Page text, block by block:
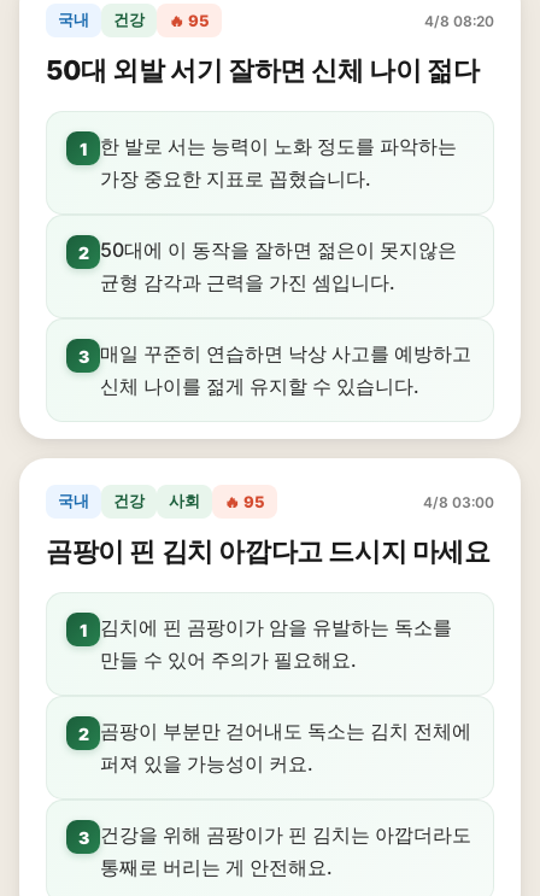
국내 건강 🔥 95 4/8 08:20
50대 외발 서기 잘하면 신체 나이 젊다
1
한 발로 서는 능력이 노화 정도를 파악하는
가장 중요한 지표로 꼽혔습니다.
2
50대에 이 동작을 잘하면 젊은이 못지않은
균형 감각과 근력을 가진 셈입니다.
3
매일 꾸준히 연습하면 낙상 사고를 예방하고
신체 나이를 젊게 유지할 수 있습니다.
국내 건강 사회 🔥 95 4/8 03:00
곰팡이 핀 김치 아깝다고 드시지 마세요
1
김치에 핀 곰팡이가 암을 유발하는 독소를
만들 수 있어 주의가 필요해요.
2
곰팡이 부분만 걷어내도 독소는 김치 전체에
퍼져 있을 가능성이 커요.
3
건강을 위해 곰팡이가 핀 김치는 아깝더라도
통째로 버리는 게 안전해요.